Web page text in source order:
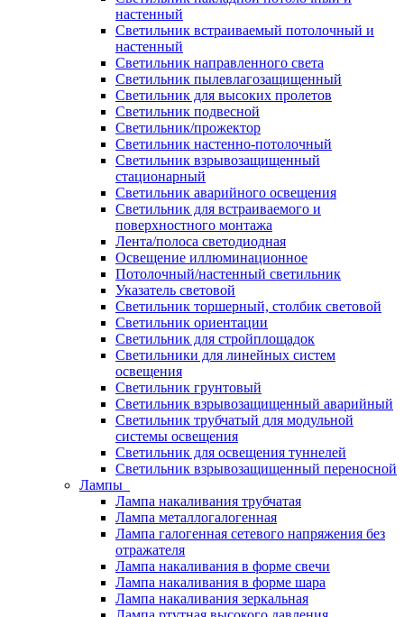
настенный
Светильник встраиваемый потолочный и
настенный
Светильник направленного света
Светильник пылевлагозащищенный
Светильник для высоких пролетов
Светильник подвесной
Светильник/прожектор
Светильник настенно-потолочный
Светильник взрывозащищенный
стационарный
Светильник аварийного освещения
Светильник для встраиваемого и
поверхностного монтажа
Лента/полоса светодиодная
Освещение иллюминационное
Потолочный/настенный светильник
Указатель световой
Светильник торшерный, столбик световой
Светильник ориентации
Светильник для стройплощадок
Светильники для линейных систем
освещения
Светильник грунтовый
Светильник взрывозащищенный аварийный
Светильник трубчатый для модульной
системы освещения
Светильник для освещения туннелей
Светильник взрывозащищенный переносной
Лампы
Лампа накаливания трубчатая
Лампа металлогалогенная
Лампа галогенная сетевого напряжения без
отражателя
Лампа накаливания в форме свечи
Лампа накаливания в форме шара
Лампа накаливания зеркальная